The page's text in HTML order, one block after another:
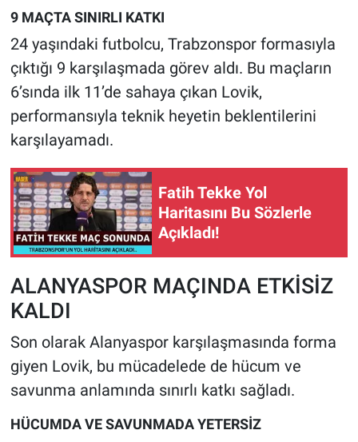
9 MAÇTA SINIRLI KATKI
24 yaşındaki futbolcu, Trabzonspor formasıyla
çıktığı 9 karşılaşmada görev aldı. Bu maçların
6’sında ilk 11’de sahaya çıkan Lovik,
performansıyla teknik heyetin beklentilerini
karşılayamadı.
Fatih Tekke Yol
Haritasını Bu Sözlerle
Açıkladı!
ALANYASPOR MAÇINDA ETKİSİZ
KALDI
Son olarak Alanyaspor karşılaşmasında forma
giyen Lovik, bu mücadelede de hücum ve
savunma anlamında sınırlı katkı sağladı.
HÜCUMDA VE SAVUNMADA YETERSİZ